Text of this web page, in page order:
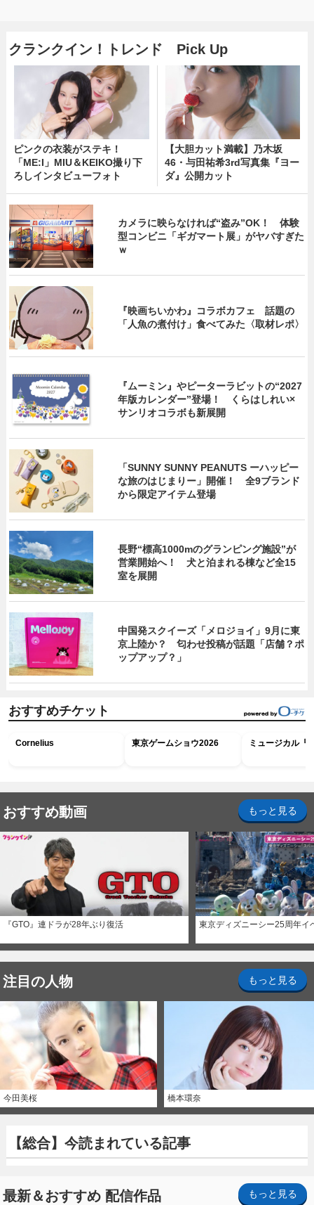
クランクイン！トレンド Pick Up
ピンクの衣装がステキ！
「ME:I」MIU＆KEIKO撮り下
ろしインタビューフォト
【大胆カット満載】乃木坂
46・与田祐希3rd写真集『ヨー
ダ』公開カット
カメラに映らなければ“盗み”OK！ 体験
型コンビニ「ギガマート展」がヤバすぎた
ｗ
『映画ちいかわ』コラボカフェ 話題の
「人魚の煮付け」食べてみた〈取材レポ〉
『ムーミン』やピーターラビットの“2027
年版カレンダー”登場！ くらはしれい×
サンリオコラボも新展開
「SUNNY SUNNY PEANUTS ーハッピー
な旅のはじまりー」開催！ 全9ブランド
から限定アイテム登場
長野“標高1000mのグランピング施設”が
営業開始へ！ 犬と泊まれる棟など全15
室を展開
中国発スクイーズ「メロジョイ」9月に東
京上陸か？ 匂わせ投稿が話題「店舗？ポ
ップアップ？」
おすすめチケット
Cornelius 東京ゲームショウ2026 ミュージカル『
おすすめ動画 もっと見る
『GTO』連ドラが28年ぶり復活 東京ディズニーシー25周年イ
注目の人物 もっと見る
今田美桜 橋本環奈
【総合】今読まれている記事
最新＆おすすめ 配信作品 もっと見る